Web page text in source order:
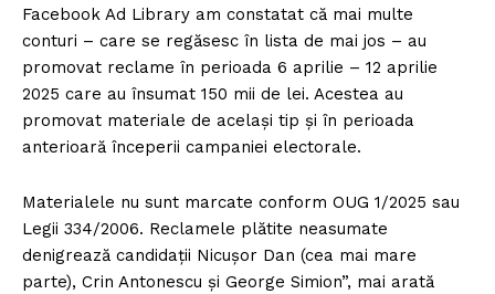
Facebook Ad Library am constatat că mai multe
conturi – care se regăsesc în lista de mai jos – au
promovat reclame în perioada 6 aprilie – 12 aprilie
2025 care au însumat 150 mii de lei. Acestea au
promovat materiale de același tip și în perioada
anterioară începerii campaniei electorale.
Materialele nu sunt marcate conform OUG 1/2025 sau
Legii 334/2006. Reclamele plătite neasumate
denigrează candidații Nicușor Dan (cea mai mare
parte), Crin Antonescu și George Simion”, mai arată